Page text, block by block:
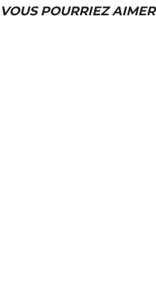
VOUS POURRIEZ AIMER